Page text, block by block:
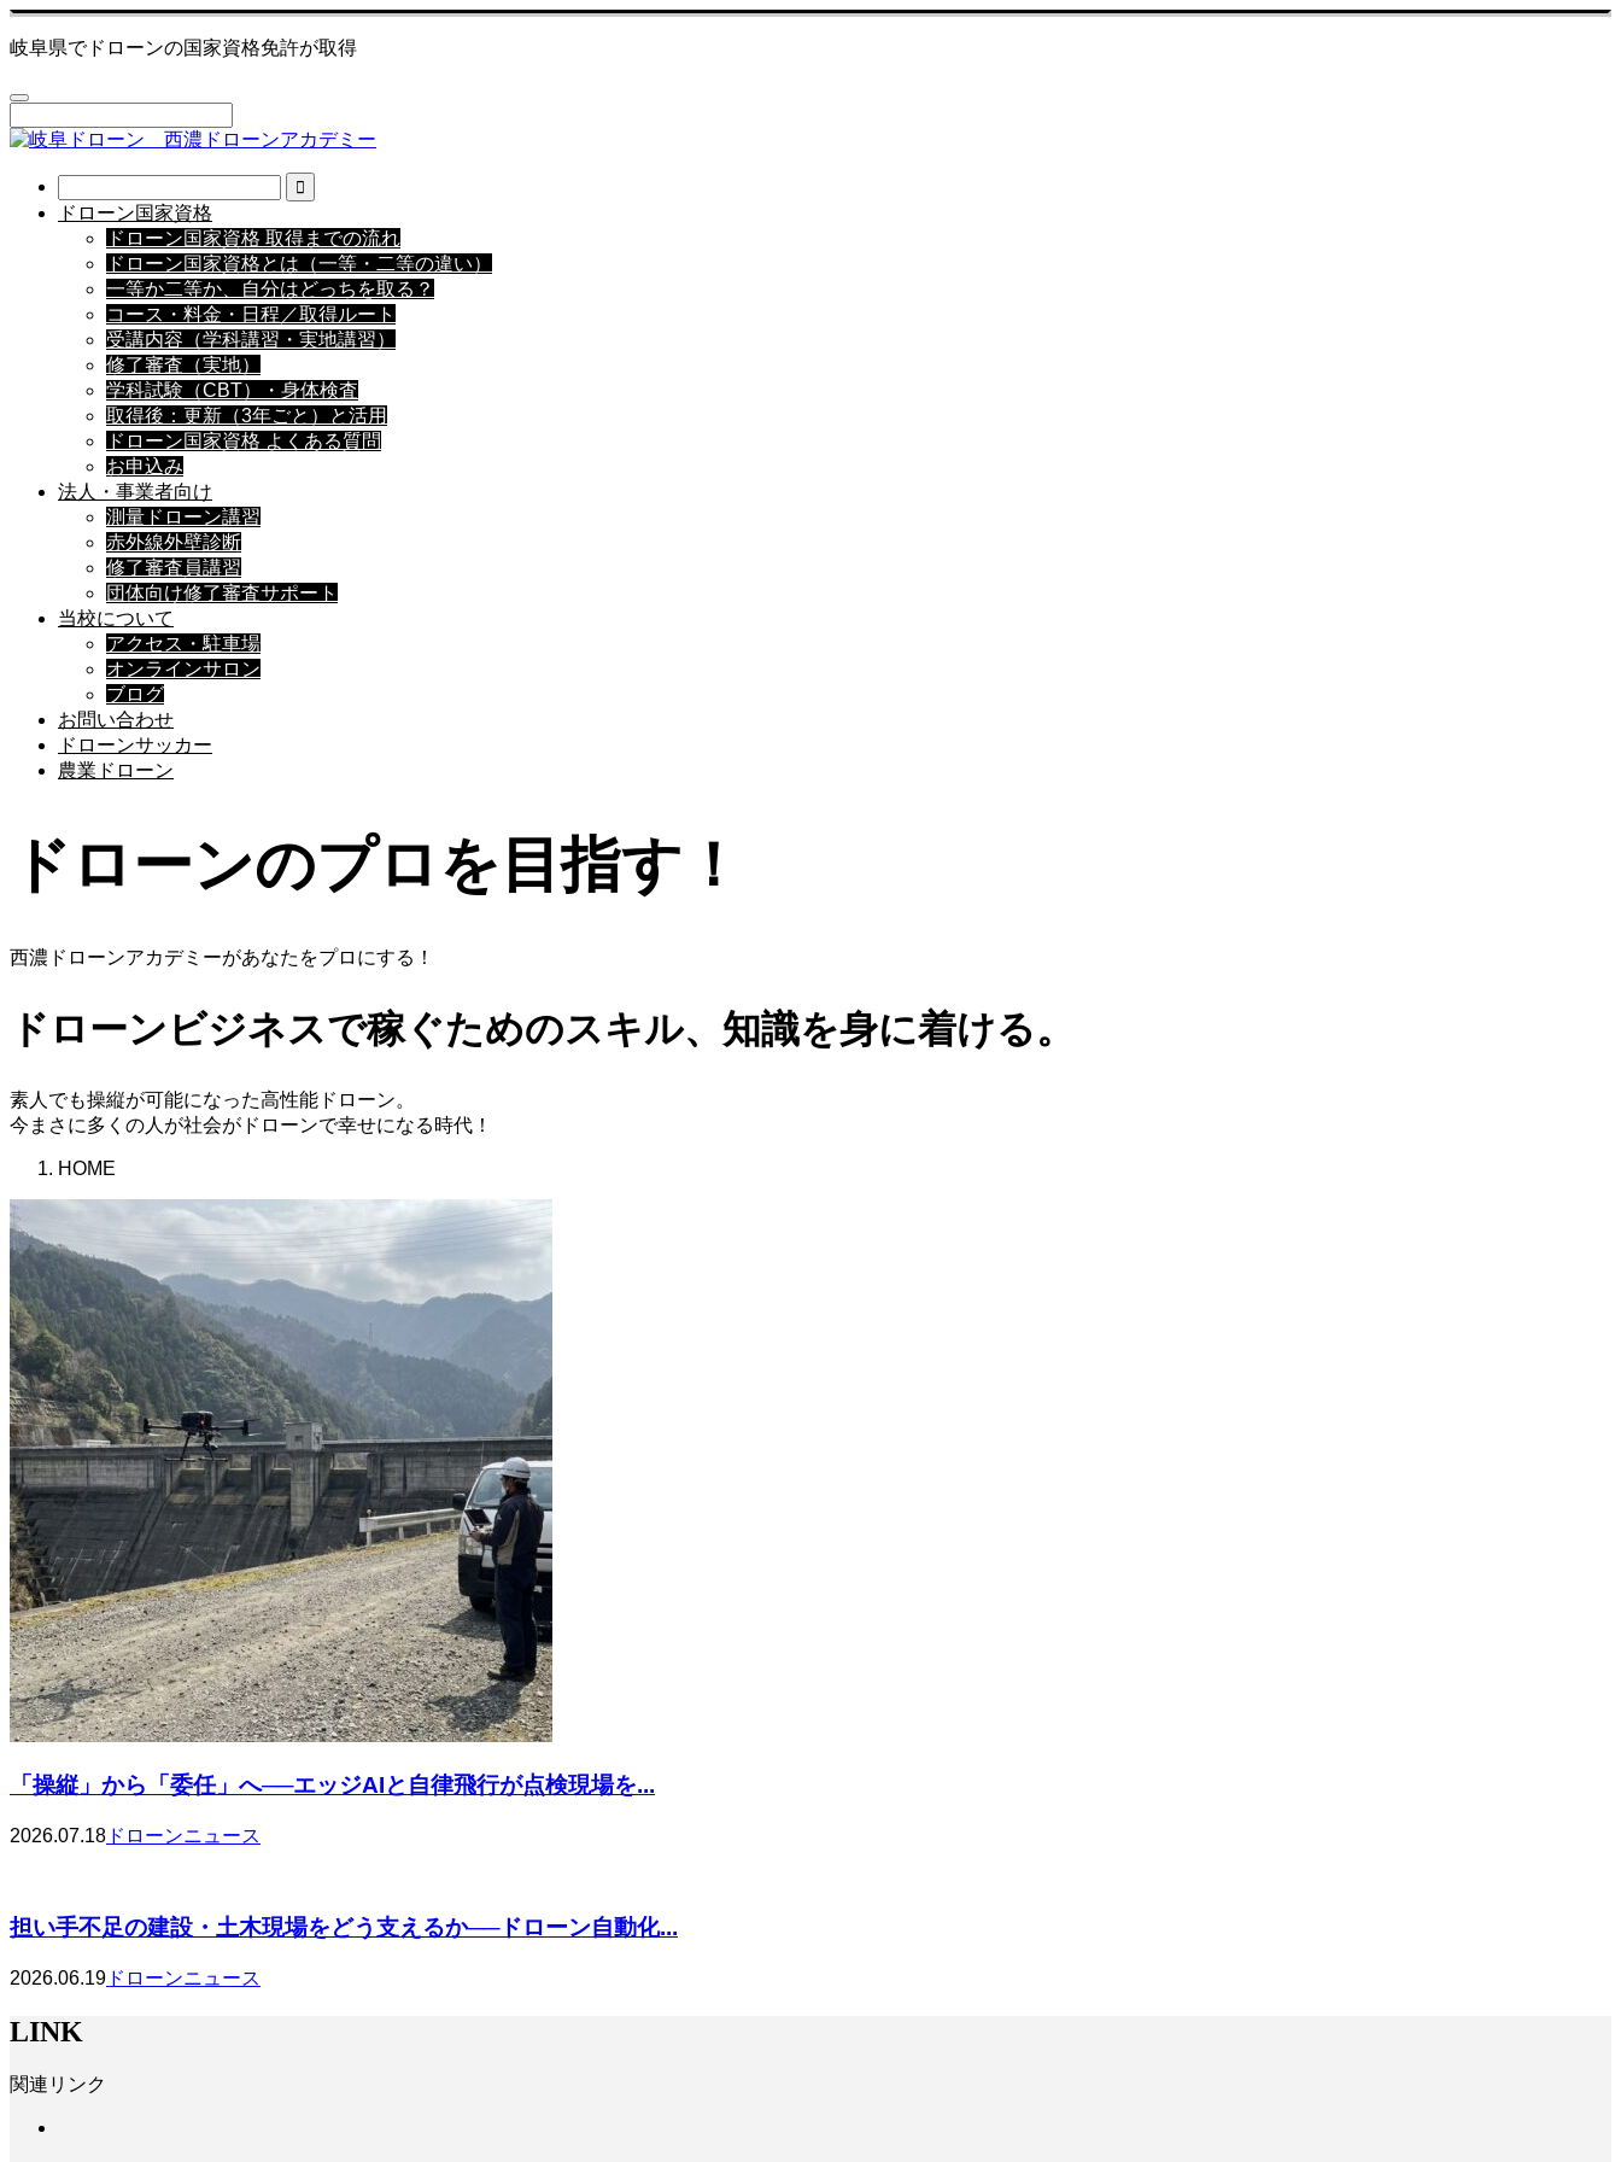
岐阜県でドローンの国家資格免許が取得
ドローン国家資格
ドローン国家資格 取得までの流れ
ドローン国家資格とは（一等・二等の違い）
一等か二等か、自分はどっちを取る？
コース・料金・日程／取得ルート
受講内容（学科講習・実地講習）
修了審査（実地）
学科試験（CBT）・身体検査
取得後：更新（3年ごと）と活用
ドローン国家資格 よくある質問
お申込み
法人・事業者向け
測量ドローン講習
赤外線外壁診断
修了審査員講習
団体向け修了審査サポート
当校について
アクセス・駐車場
オンラインサロン
ブログ
お問い合わせ
ドローンサッカー
農業ドローン
ドローンのプロを目指す！
西濃ドローンアカデミーがあなたをプロにする！
ドローンビジネスで稼ぐためのスキル、知識を身に着ける。
素人でも操縦が可能になった高性能ドローン。
今まさに多くの人が社会がドローンで幸せになる時代！
HOME
「操縦」から「委任」へ──エッジAIと自律飛行が点検現場を...
2026.07.18 ドローンニュース
担い手不足の建設・土木現場をどう支えるか──ドローン自動化...
2026.06.19 ドローンニュース
LINK
関連リンク